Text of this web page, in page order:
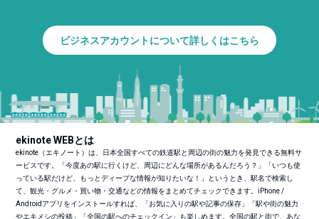
ビジネスアカウントについて詳しくはこちら
ekinote WEBとは
ekinote（エキノート）は、日本全国すべての鉄道駅と周辺の街の魅力を発見できる無料サ
ービスです。「今度あの駅に行くけど、周辺にどんな場所があるんだろう？」「いつも使
っている駅だけど、もっとディープな情報が知りたいな！」というとき、駅名で検索し
て、観光・グルメ・買い物・交通などの情報をまとめてチェックできます。iPhone /
Androidアプリをインストールすれば、「お気に入りの駅や記事の保存」「駅や街の魅力
やエキメシの投稿」「全国の駅へのチェックイン」も楽しめます。全国の駅と街で、あな